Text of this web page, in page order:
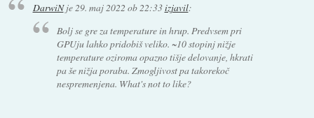
DarwiNje29. maj 2022 ob 22:33izjavil:
Bolj se gre za temperature in hrup. Predvsem pri
GPUju lahko pridobiš veliko. ~10 stopinj nižje
temperature oziroma opazno tišje delovanje, hkrati
pa še nižja poraba. Zmogljivost pa takorekoč
nespremenjena. What's not to like?